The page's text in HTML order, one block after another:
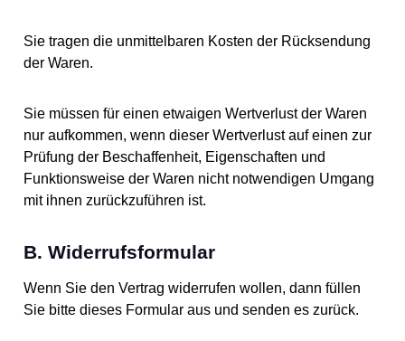
Sie tragen die unmittelbaren Kosten der Rücksendung
der Waren.
Sie müssen für einen etwaigen Wertverlust der Waren
nur aufkommen, wenn dieser Wertverlust auf einen zur
Prüfung der Beschaffenheit, Eigenschaften und
Funktionsweise der Waren nicht notwendigen Umgang
mit ihnen zurückzuführen ist.
B. Widerrufsformular
Wenn Sie den Vertrag widerrufen wollen, dann füllen
Sie bitte dieses Formular aus und senden es zurück.